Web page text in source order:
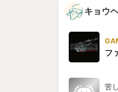
キョウ
フ
苦